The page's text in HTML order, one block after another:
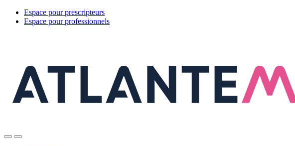
Espace pour prescripteurs
Espace pour professionnels